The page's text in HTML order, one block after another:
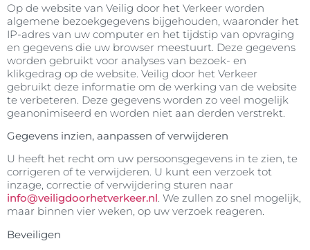
Op de website van Veilig door het Verkeer worden
algemene bezoekgegevens bijgehouden, waaronder het
IP-adres van uw computer en het tijdstip van opvraging
en gegevens die uw browser meestuurt. Deze gegevens
worden gebruikt voor analyses van bezoek- en
klikgedrag op de website. Veilig door het Verkeer
gebruikt deze informatie om de werking van de website
te verbeteren. Deze gegevens worden zo veel mogelijk
geanonimiseerd en worden niet aan derden verstrekt.
Gegevens inzien, aanpassen of verwijderen
U heeft het recht om uw persoonsgegevens in te zien, te
corrigeren of te verwijderen. U kunt een verzoek tot
inzage, correctie of verwijdering sturen naar
info@veiligdoorhetverkeer.nl. We zullen zo snel mogelijk,
maar binnen vier weken, op uw verzoek reageren.
Beveiligen